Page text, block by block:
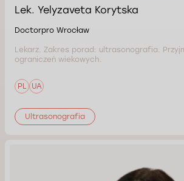
Lek. Yelyzaveta Korytska
Doctorpro Wrocław
Lekarz. Zakres porad: ultrasonografia.
ograniczeń wiekowych.
PL UA
Ultrasonografia